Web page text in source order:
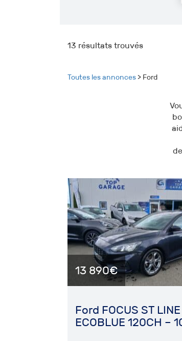
13 résultats trouvés
Toutes les annonces > Ford
13 890€
Ford FOCUS ST LINE
ECOBLUE 120CH –